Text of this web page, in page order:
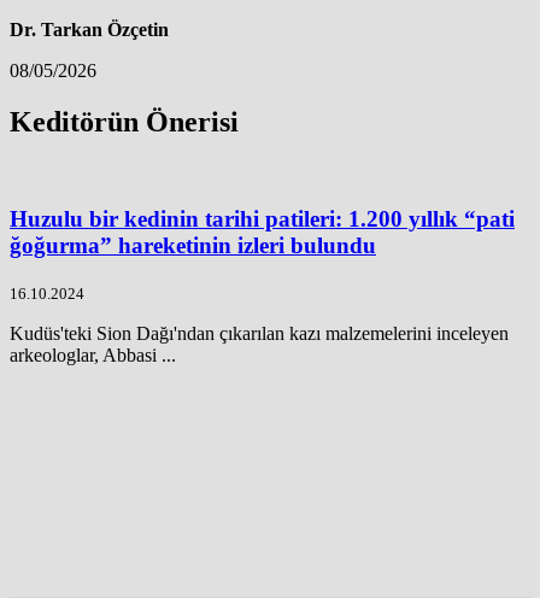
Dr. Tarkan Özçetin
08/05/2026
Keditörün Önerisi
Huzulu bir kedinin tarihi patileri: 1.200 yıllık “pati
ğoğurma” hareketinin izleri bulundu
16.10.2024
Kudüs'teki Sion Dağı'ndan çıkarılan kazı malzemelerini inceleyen
arkeologlar, Abbasi ...